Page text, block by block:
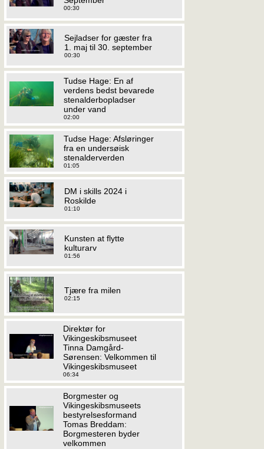
00:30
Sejladser for gæster fra
1. maj til 30. september
00:30
Tudse Hage: En af
verdens bedst bevarede
stenalderbopladser
under vand
02:00
Tudse Hage: Afsløringer
fra en undersøisk
stenalderverden
01:05
DM i skills 2024 i
Roskilde
01:10
Kunsten at flytte
kulturarv
01:56
Tjære fra milen
02:15
Direktør for
Vikingeskibsmuseet
Tinna Damgård-
Sørensen: Velkommen til
Vikingeskibsmuseet
06:34
Borgmester og
Vikingeskibsmuseets
bestyrelsesformand
Tomas Breddam:
Borgmesteren byder
velkommen